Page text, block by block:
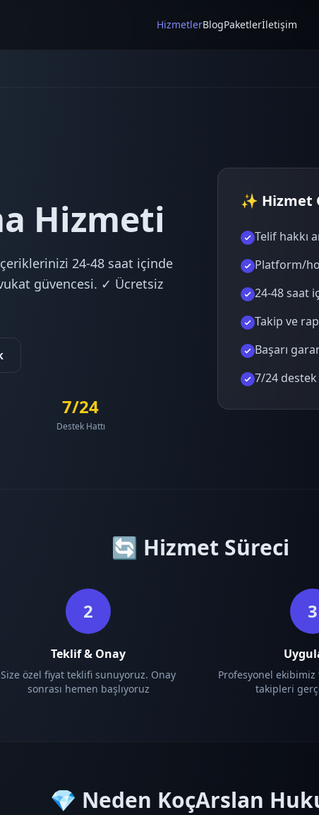
HizmetlerBlogPaketlerİletişim
Hizmeti
24-48 saat içinde
güvencesi. ✓ Ücretsiz
7/24
Destek Hattı
✨ Hizmet
Telif hakkı
Platform/
24-48 saat
Takip ve
Başarı
7/24 destek
🔄 Hizmet Süreci
2
Teklif & Onay
Size özel fiyat teklifi sunuyoruz. Onay
sonrası hemen başlıyoruz
3
Profesyonel
takipleri
💎 Neden KoçArslan